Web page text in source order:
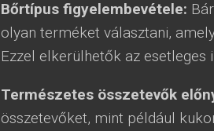
Bőrtípus figyelembevétele:
olyan terméket választani,
Ezzel elkerülhetők az
Természetes összetevők
összetevőket, mint például